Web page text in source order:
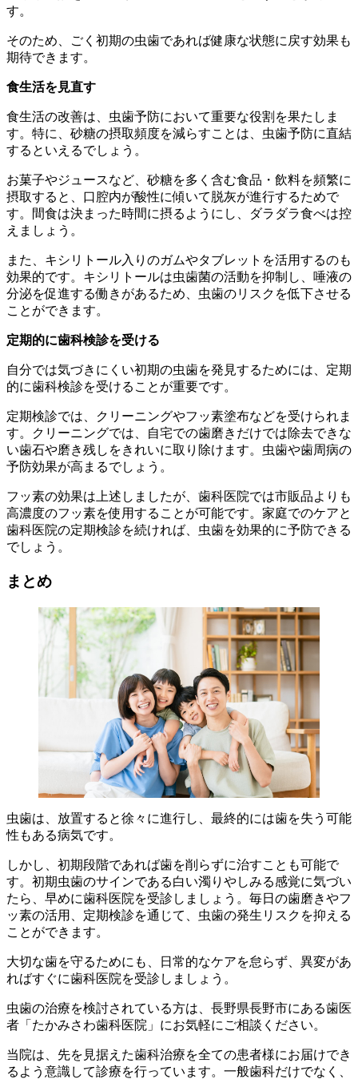
す。
そのため、ごく初期の虫歯であれば健康な状態に戻す効果も
期待できます。
食生活を見直す
食生活の改善は、虫歯予防において重要な役割を果たしま
す。特に、砂糖の摂取頻度を減らすことは、虫歯予防に直結
するといえるでしょう。
お菓子やジュースなど、砂糖を多く含む食品・飲料を頻繁に
摂取すると、口腔内が酸性に傾いて脱灰が進行するためで
す。間食は決まった時間に摂るようにし、ダラダラ食べは控
えましょう。
また、キシリトール入りのガムやタブレットを活用するのも
効果的です。キシリトールは虫歯菌の活動を抑制し、唾液の
分泌を促進する働きがあるため、虫歯のリスクを低下させる
ことができます。
定期的に歯科検診を受ける
自分では気づきにくい初期の虫歯を発見するためには、定期
的に歯科検診を受けることが重要です。
定期検診では、クリーニングやフッ素塗布などを受けられま
す。クリーニングでは、自宅での歯磨きだけでは除去できな
い歯石や磨き残しをきれいに取り除けます。虫歯や歯周病の
予防効果が高まるでしょう。
フッ素の効果は上述しましたが、歯科医院では市販品よりも
高濃度のフッ素を使用することが可能です。家庭でのケアと
歯科医院の定期検診を続ければ、虫歯を効果的に予防できる
でしょう。
まとめ
虫歯は、放置すると徐々に進行し、最終的には歯を失う可能
性もある病気です。
しかし、初期段階であれば歯を削らずに治すことも可能で
す。初期虫歯のサインである白い濁りやしみる感覚に気づい
たら、早めに歯科医院を受診しましょう。毎日の歯磨きやフ
ッ素の活用、定期検診を通じて、虫歯の発生リスクを抑える
ことができます。
大切な歯を守るためにも、日常的なケアを怠らず、異変があ
ればすぐに歯科医院を受診しましょう。
虫歯の治療を検討されている方は、長野県長野市にある歯医
者「たかみさわ歯科医院」にお気軽にご相談ください。
当院は、先を見据えた歯科治療を全ての患者様にお届けでき
るよう意識して診療を行っています。一般歯科だけでなく、